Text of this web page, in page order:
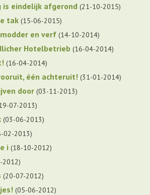
is eindelijk afgerond 21-10-2015
tak 15-06-2015
en verf 14-10-2014
Hotelbetrieb 16-04-2014
16-04-2014
één achteruit! 31-01-2014
door 03-11-2013
07-2013
03-06-2013
02-2013
i 18-10-2012
2012
20-07-2012
05-06-2012